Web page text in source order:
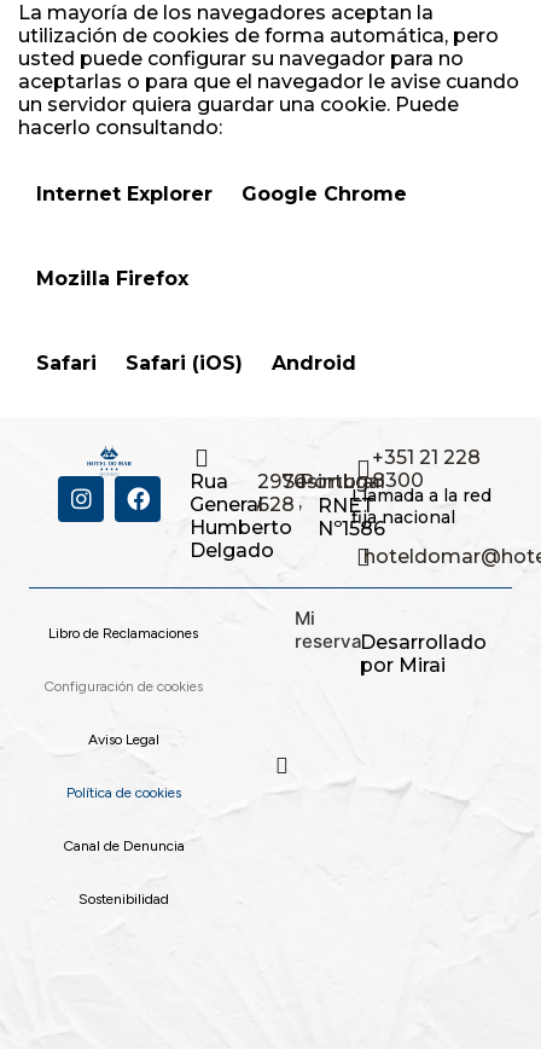
La mayoría de los navegadores aceptan la
utilización de cookies de forma automática, pero
usted puede configurar su navegador para no
aceptarlas o para que el navegador le avise cuando
un servidor quiera guardar una cookie. Puede
hacerlo consultando:
Internet Explorer Google Chrome
Mozilla Firefox
Safari Safari (iOS) Android
Rua
General
Humberto
Delgado
,
2970-
628
Sesimbra
,
Portugal
RNET
Nº1586
+351 21 228
8300
Llamada a la red
fija nacional
Libro de Reclamaciones
Configuración de cookies
Aviso Legal
Política de cookies
Canal de Denuncia
Sostenibilidad
Mi
reservaDesarrollado
por Mirai